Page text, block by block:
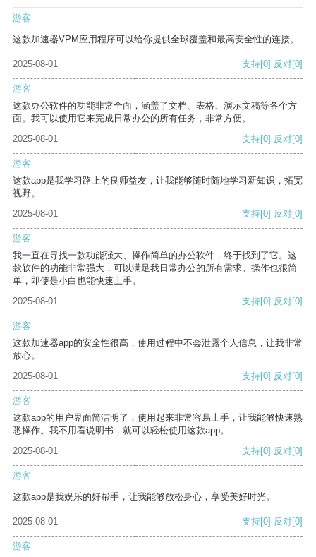
游客
这款加速器VPM应用程序可以给你提供全球覆盖和最高安全性的连接。
2025-08-01 支持[0] 反对[0]
游客
这款办公软件的功能非常全面，涵盖了文档、表格、演示文稿等各个方
面。我可以使用它来完成日常办公的所有任务，非常方便。
2025-08-01
支持[0] 反对[0]
游客
这款app是我学习路上的良师益友，让我能够随时随地学习新知识，拓宽
视野。
2025-08-01
支持[0] 反对[0]
游客
我一直在寻找一款功能强大、操作简单的办公软件，终于找到了它。这
款软件的功能非常强大，可以满足我日常办公的所有需求。操作也很简
单，即使是小白也能快速上手。
2025-08-01
支持[0] 反对[0]
游客
这款加速器app的安全性很高，使用过程中不会泄露个人信息，让我非常
放心。
2025-08-01
支持[0] 反对[0]
游客
这款app的用户界面简洁明了，使用起来非常容易上手，让我能够快速熟
悉操作。我不用看说明书，就可以轻松使用这款app。
2025-08-01
支持[0] 反对[0]
游客
这款app是我娱乐的好帮手，让我能够放松身心，享受美好时光。
2025-08-01 支持[0] 反对[0]
游客